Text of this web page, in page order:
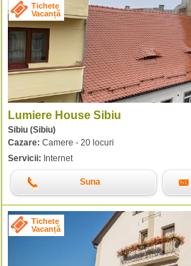
Tichete
Vacanță
Lumiere House Sibiu
Sibiu (Sibiu)
Cazare: Camere - 20 locuri
Servicii: Internet
Suna
Tichete
Vacanță